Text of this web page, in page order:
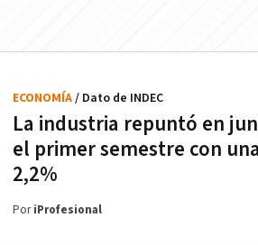
La industria repuntó en
el primer semestre con
2,2%
ECONOMÍA/ Dato de INDEC
PoriProfesional